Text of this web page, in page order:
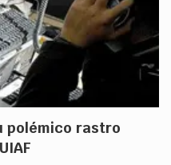
polémico rastro